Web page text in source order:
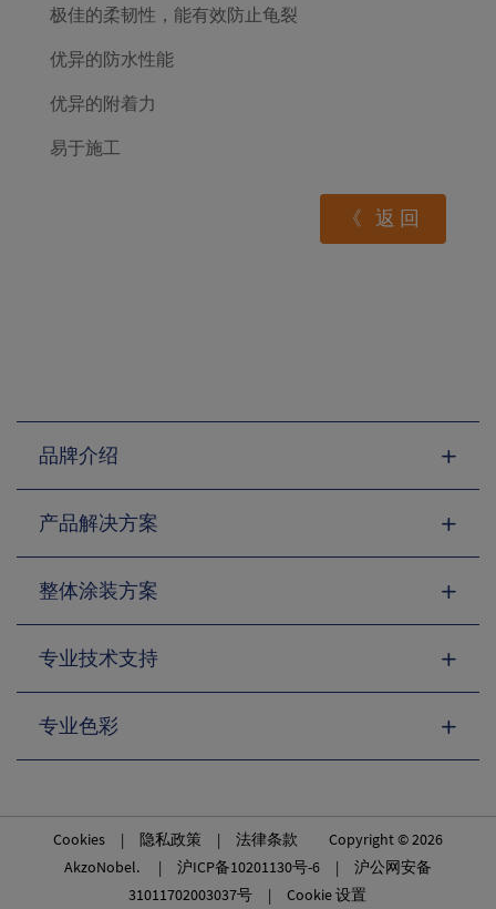
极佳的柔韧性，能有效防止龟裂
优异的防水性能
优异的附着力
易于施工
《 返回
品牌介绍
产品解决方案
整体涂装方案
专业技术支持
专业色彩
Cookies| 隐私政策 | 法律条款 Copyright © 2026
AkzoNobel. | 沪ICP备10201130号-6| 沪公网安备
31011702003037号 |Cookie 设置